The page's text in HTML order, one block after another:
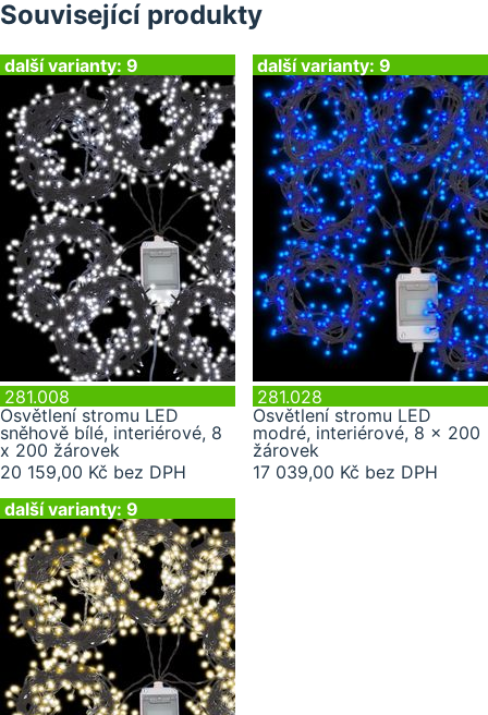
Související produkty
další varianty: 9
281.008
Osvětlení stromu LED
sněhově bílé, interiérové, 8
x 200 žárovek
20 159,00 Kč bez DPH
další varianty: 9
281.028
Osvětlení stromu LED
modré, interiérové, 8 x 200
žárovek
17 039,00 Kč bez DPH
další varianty: 9